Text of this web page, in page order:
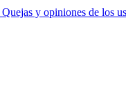
Quejas y opiniones de los